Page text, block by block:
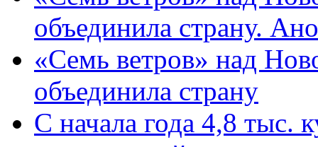
объединила страну.
«Семь ветров» над
объединила страну
С начала года 4,8 тыс.